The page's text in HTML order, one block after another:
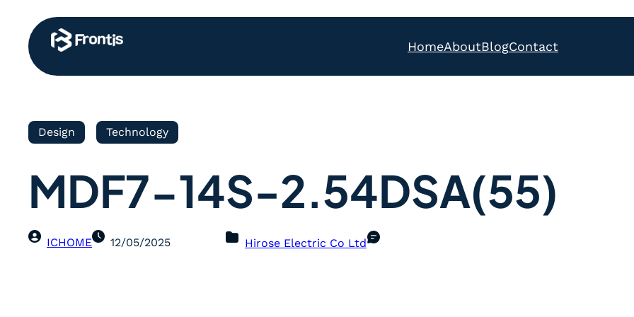
HomeAboutBlogContact
Design Technology
MDF7-14S-2.54DSA(55)
ICHOME 12/05/2025 Hirose Electric Co Ltd